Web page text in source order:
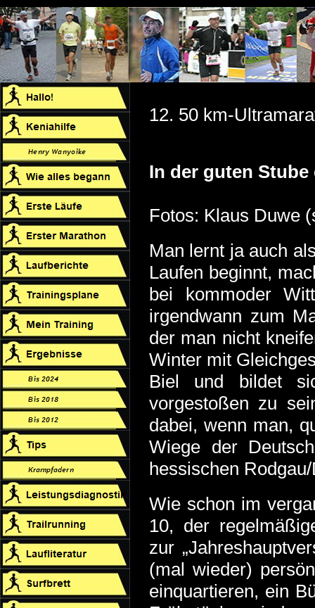
12. 50 km-
In der guten
Fotos: Klaus Duwe
Man lernt ja auch
Laufen beginnt,
bei kommoder
irgendwann zum
der man nicht
Winter mit
Biel und bildet
vorgestoßen zu
dabei, wenn man,
Wiege der
hessischen
Wie schon im
10, der
zur
(mal wieder)
einquartieren, ein